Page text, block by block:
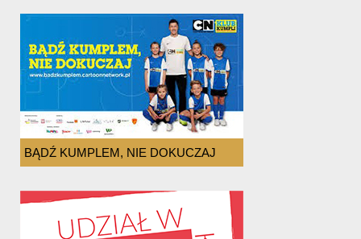
BĄDŹ KUMPLEM, NIE DOKUCZAJ